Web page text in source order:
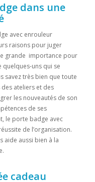
dans une
avec enrouleur
raisons pour juger
grande importance pour
quelques-uns qui se
savez très bien que toute
ateliers et des
les nouveautés de son
de ses
le porte badge avec
de l’organisation.
aide aussi bien à la
cadeau